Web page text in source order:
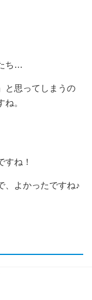
ち…
と思ってしまうの
。
すね！
、よかったですね♪